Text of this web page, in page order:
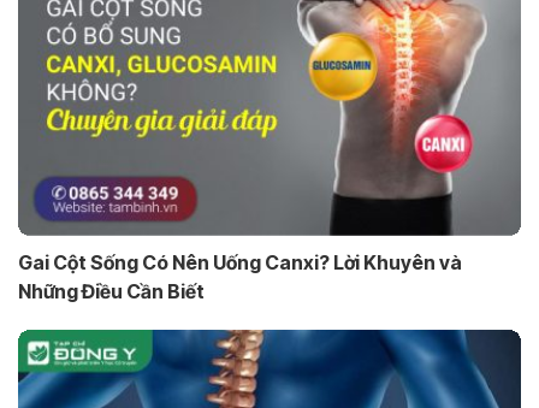
Gai Cột Sống Có Nên Uống Canxi? Lời Khuyên và
Những Điều Cần Biết